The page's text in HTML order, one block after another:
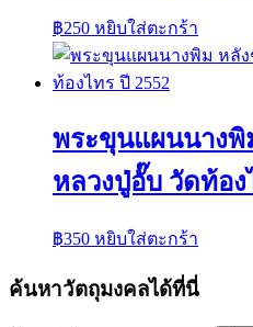
฿250 หยิบใส่ตะกร้า
พระขุนแผนนางพิ
หลวงปู่อั๊บ วัดท้อง
฿350 หยิบใส่ตะกร้า
ค้นหาวัตถุมงคลได้ที่นี่